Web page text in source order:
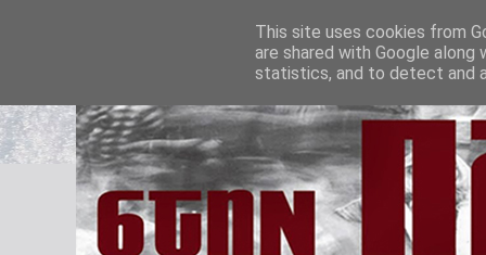
This site uses cookies from
are shared with Google
statistics, and to detect and